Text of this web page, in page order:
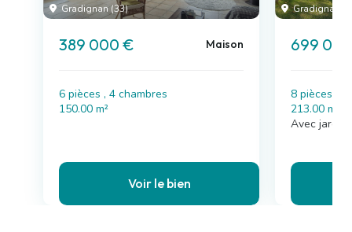
Gradignan (33)
389 000 € Maison
6 pièces , 4 chambres
150.00 m²
Voir le bien
Gradignan
699
8 pièces , 5
213.00 m²
Avec jardin